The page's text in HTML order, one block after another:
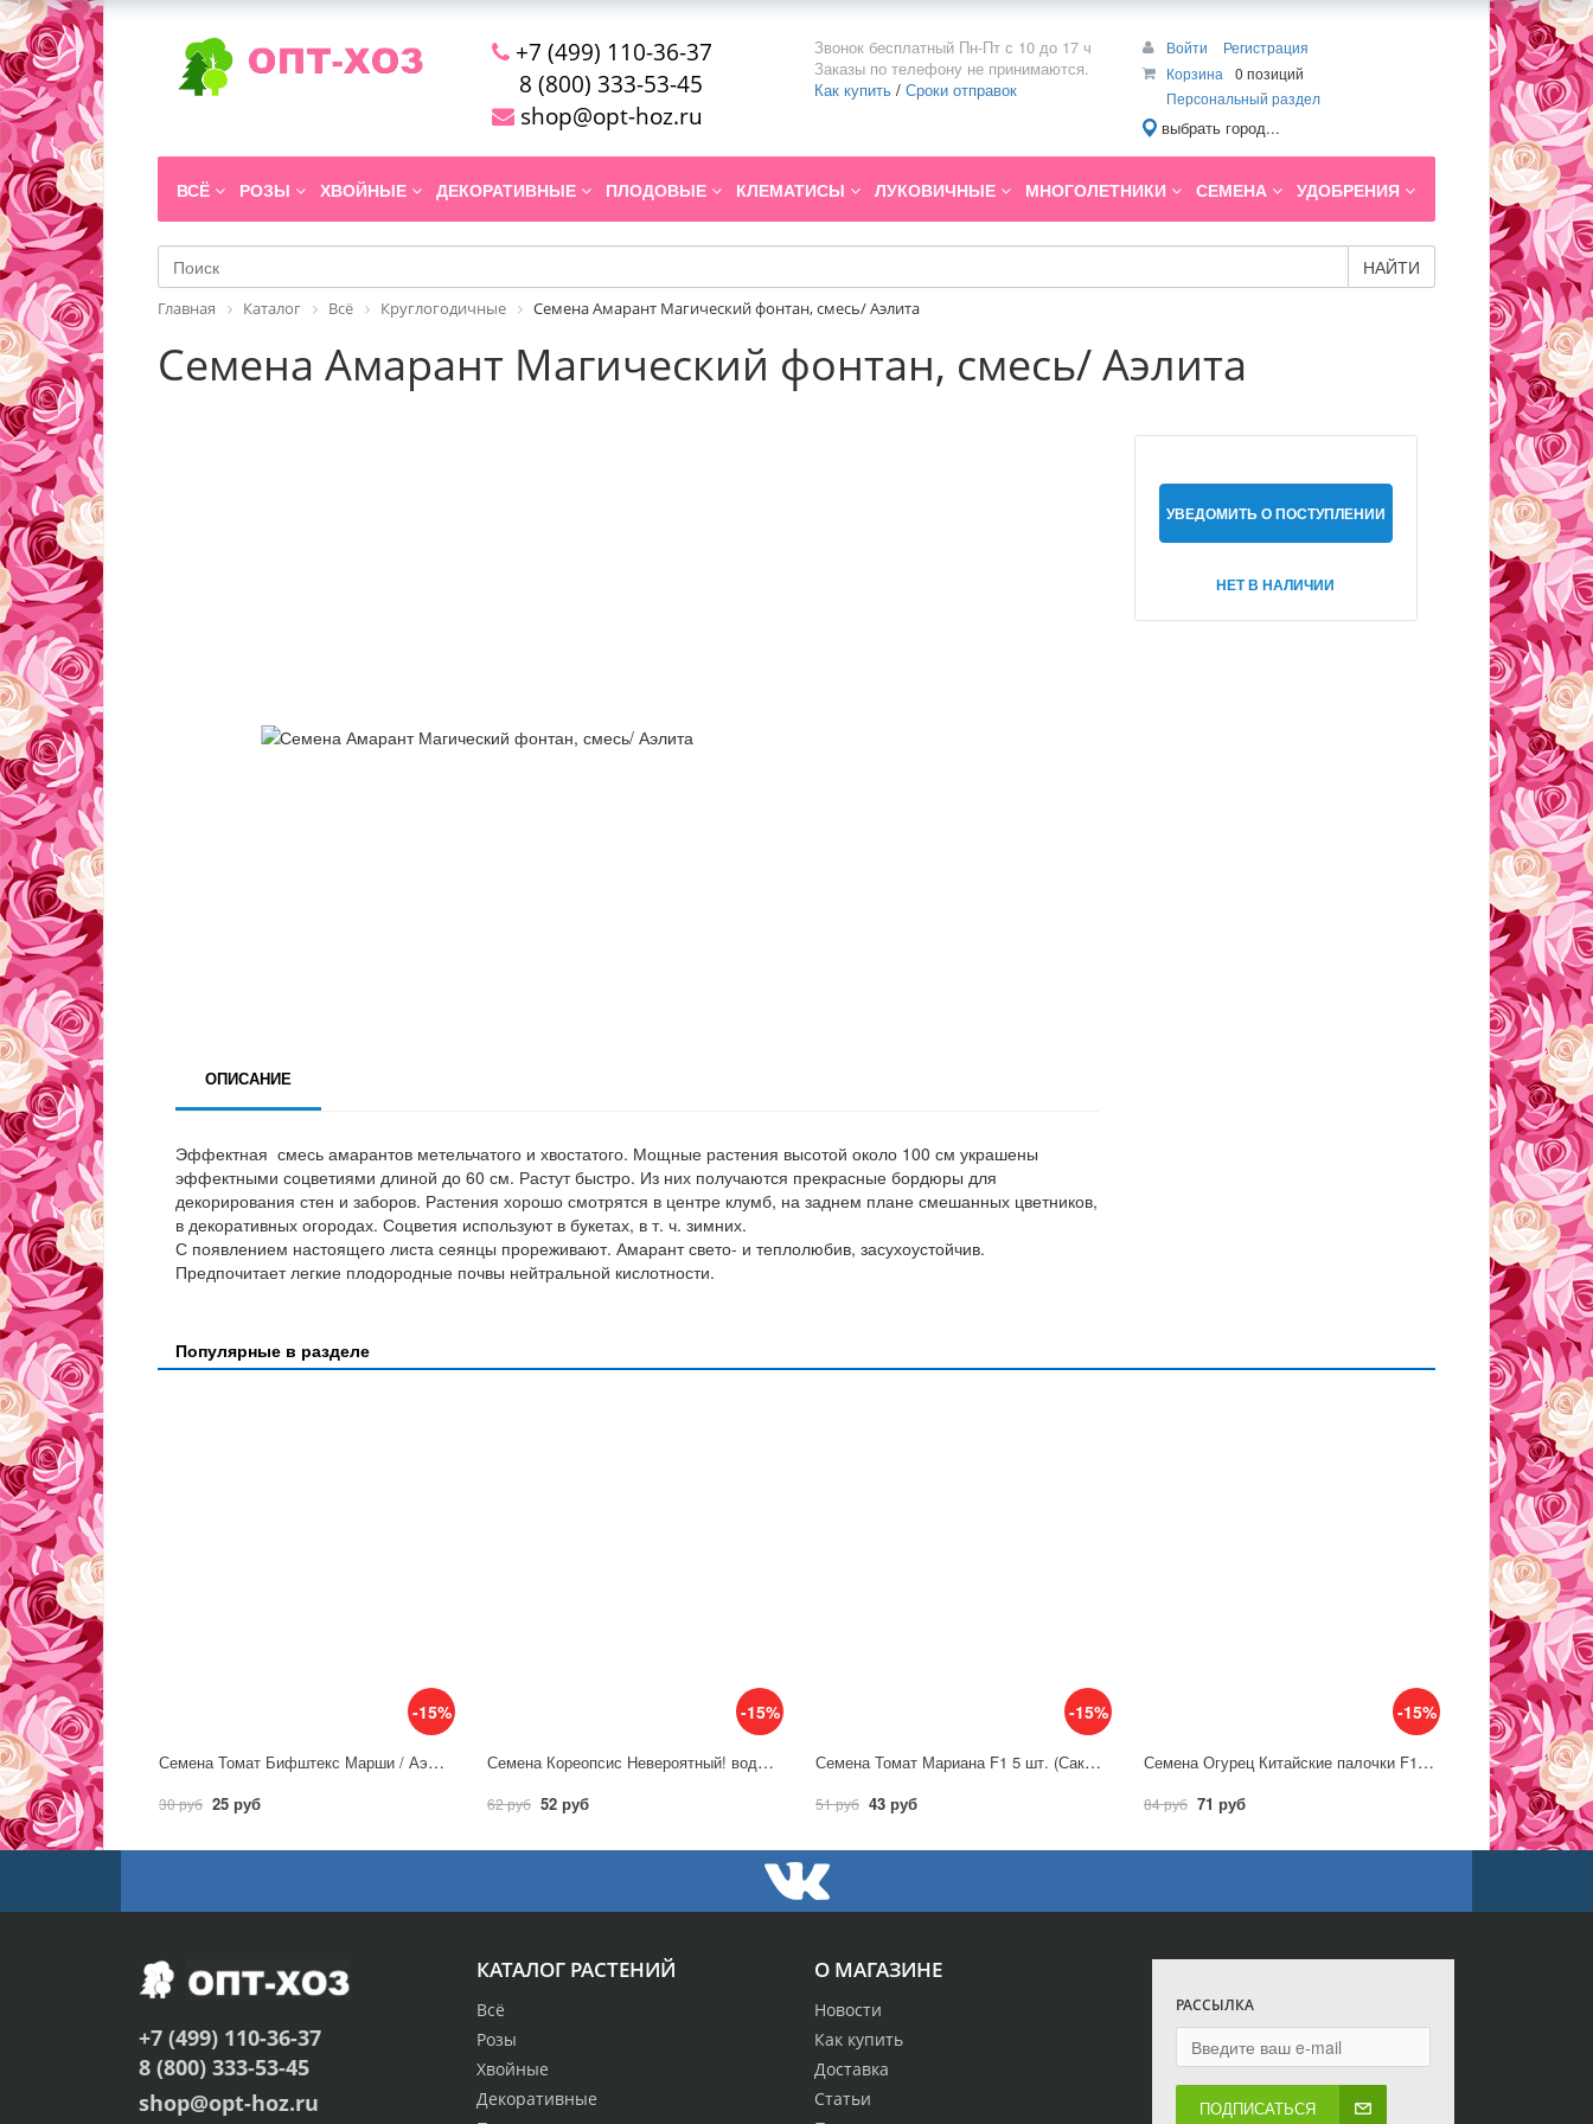
+7 (499) 110-36-37
8 (800) 333-53-45
shop@opt-hoz.ru
Звонок бесплатный Пн-Пт с 10 до 17 ч
Заказы по телефону не принимаются.
Как купить / Сроки отправок
Войти
Регистрация
Корзина
0 позиций
Персональный раздел
выбрать город...
ВСЁ РОЗЫ ХВОЙНЫЕ ДЕКОРАТИВНЫЕ ПЛОДОВЫЕ КЛЕМАТИСЫ ЛУКОВИЧНЫЕ МНОГОЛЕТНИКИ СЕМЕНА УДОБРЕНИЯ
НАЙТИ
Главная Каталог Всё Круглогодичные Семена Амарант Магический фонтан, смесь/ Аэлита
Семена Амарант Магический фонтан, смесь/ Аэлита
УВЕДОМИТЬ О ПОСТУПЛЕНИИ
НЕТ В НАЛИЧИИ
ОПИСАНИЕ
Эффектная смесь амарантов метельчатого и хвостатого. Мощные растения высотой около 100 см украшены
эффектными соцветиями длиной до 60 см. Растут быстро. Из них получаются прекрасные бордюры для
декорирования стен и заборов. Растения хорошо смотрятся в центре клумб, на заднем плане смешанных цветников,
в декоративных огородах. Соцветия используют в букетах, в т. ч. зимних.
С появлением настоящего листа сеянцы прореживают. Амарант свето- и теплолюбив, засухоустойчив.
Предпочитает легкие плодородные почвы нейтральной кислотности.
Популярные в разделе
-15%
Семена Томат Бифштекс Марши / Аэлита
30 руб 25 руб
-15%
Семена Кореопсис Невероятный! водоворот / Аэлита
62 руб 52 руб
-15%
Семена Томат Мариана F1 5 шт. (Саката)/ Гавриш
51 руб 43 руб
-15%
Семена Огурец Китайские палочки F1 10шт / Аэлита
84 руб 71 руб
О МАГАЗИНЕ
Новости
Как купить
Доставка
Статьи
КАТАЛОГ РАСТЕНИЙ
Всё
Розы
Хвойные
Декоративные
РАССЫЛКА
ПОДПИСАТЬСЯ
+7 (499) 110-36-37
8 (800) 333-53-45
shop@opt-hoz.ru